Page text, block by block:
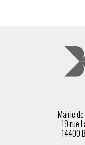
Mairie
19 rue
14400